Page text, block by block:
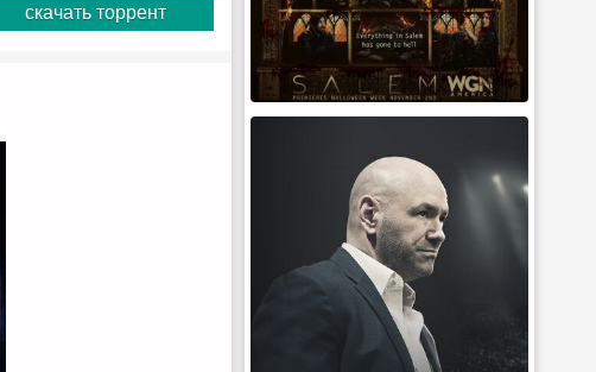
скачать торрент